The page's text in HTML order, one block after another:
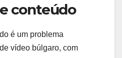
conteúdo
é um problema
vídeo búlgaro, com